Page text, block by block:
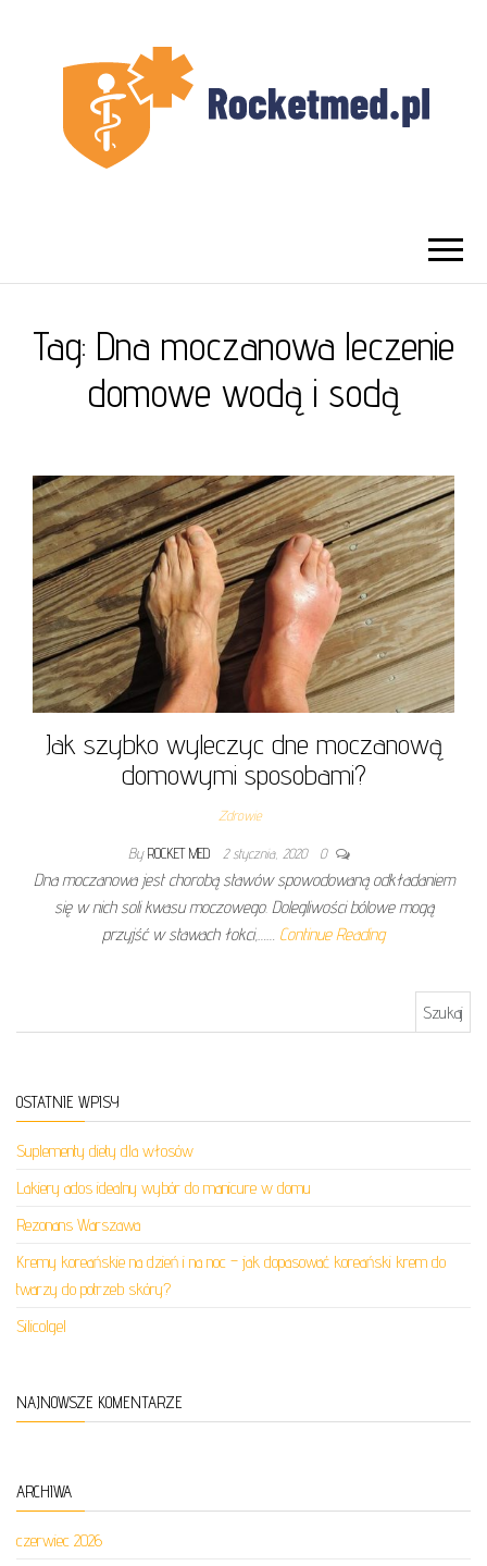
WARSZAWA
Tag: Dna moczanowa leczenie
domowe wodą i sodą
Jak szybko wyleczyc dne moczanową
domowymi sposobami?
Zdrowie
By ROCKET MED 2 stycznia, 2020 0
Dna moczanowa jest chorobą stawów spowodowaną odkładaniem
się w nich soli kwasu moczowego. Dolegliwości bólowe mogą
przyjść w stawach łokci,…… Continue Reading
OSTATNIE WPISY
Suplementy diety dla włosów
Lakiery ados idealny wybór do manicure w domu
Rezonans Warszawa
Kremy koreańskie na dzień i na noc – jak dopasować koreański krem do
twarzy do potrzeb skóry?
Silicolgel
NAJNOWSZE KOMENTARZE
ARCHIWA
czerwiec 2026